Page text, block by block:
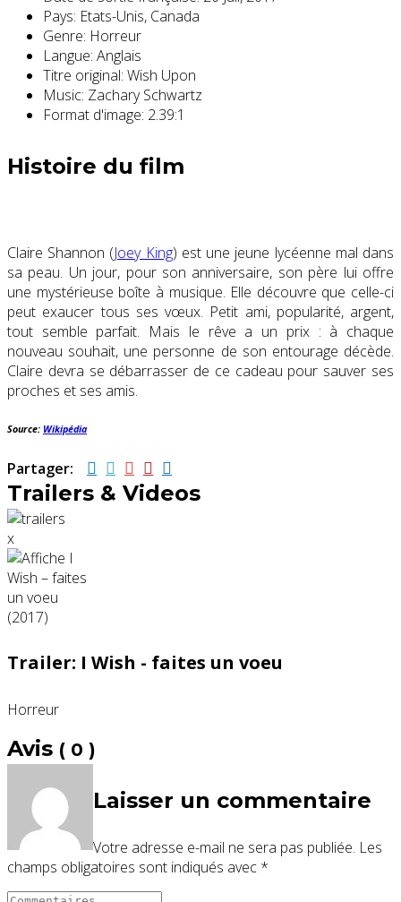
Pays: Etats-Unis, Canada
Genre: Horreur
Langue: Anglais
Titre original: Wish Upon
Music: Zachary Schwartz
Format d'image: 2.39:1
Histoire du film
Claire Shannon (Joey King) est une jeune lycéenne mal dans
sa peau. Un jour, pour son anniversaire, son père lui offre
une mystérieuse boîte à musique. Elle découvre que celle-ci
peut exaucer tous ses vœux. Petit ami, popularité, argent,
tout semble parfait. Mais le rêve a un prix : à chaque
nouveau souhait, une personne de son entourage décède.
Claire devra se débarrasser de ce cadeau pour sauver ses
proches et ses amis.
Source: Wikipédia
Partager:
Trailers & Videos
x
Trailer: I Wish - faites un voeu
Horreur
Avis ( 0 )
Laisser un commentaire
Votre adresse e-mail ne sera pas publiée. Les
champs obligatoires sont indiqués avec *